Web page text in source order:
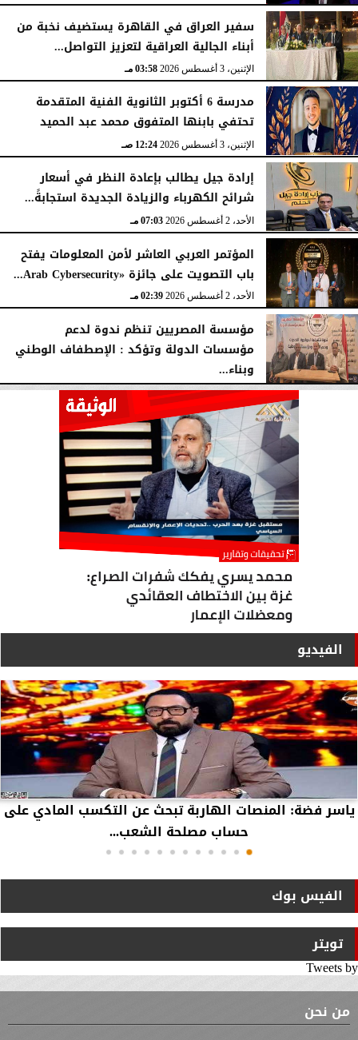
سفير العراق في القاهرة يستضيف نخبة من
أبناء الجالية العراقية لتعزيز التواصل...
الإثنين، 3 أغسطس 2026 03:58 مـ
مدرسة 6 أكتوبر الثانوية الفنية المتقدمة
تحتفي بابنها المتفوق محمد عبد الحميد
الإثنين، 3 أغسطس 2026 12:24 صـ
إرادة جيل يطالب بإعادة النظر في أسعار
شرائح الكهرباء والزيادة الجديدة استجابةً...
الأحد، 2 أغسطس 2026 07:03 مـ
المؤتمر العربي العاشر لأمن المعلومات يفتح
باب التصويت على جائزة «Arab Cybersecurity...
الأحد، 2 أغسطس 2026 02:39 مـ
مؤسسة المصريين تنظم ندوة لدعم
مؤسسات الدولة وتؤكد : الإصطفاف الوطني
وبناء...
الأحد، 2 أغسطس 2026 10:20 صـ
الفيديو
ياسر فضة: المنصات الهاربة تبحث عن التكسب المادي على
حساب مصلحة الشعب...
الفيس بوك
تويتر
Tweets by
من نحن